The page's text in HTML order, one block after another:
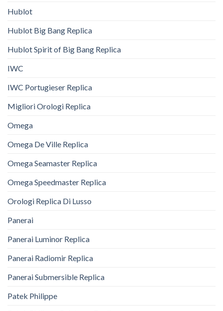
Hublot
Hublot Big Bang Replica
Hublot Spirit of Big Bang Replica
IWC
IWC Portugieser Replica
Migliori Orologi Replica
Omega
Omega De Ville Replica
Omega Seamaster Replica
Omega Speedmaster Replica
Orologi Replica Di Lusso
Panerai
Panerai Luminor Replica
Panerai Radiomir Replica
Panerai Submersible Replica
Patek Philippe